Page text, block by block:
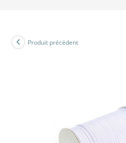
Produit précédent